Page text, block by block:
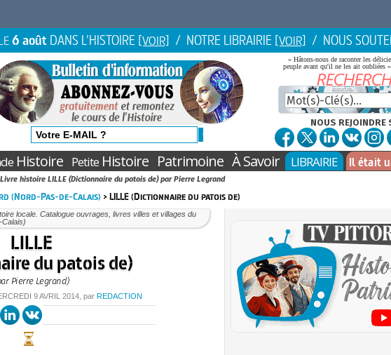
6 août DANS L'HISTOIRE [VOIR] / NOTRE LIBRAIRIE [VOIR] / NOUS
« Hâtons-nous de raconter les
peuple avant qu'il ne les ait oubliées »
NOUS REJOINDRE
Histoire PetiteHistoire Patrimoine À Savoir LIBRAIRIE Il était
Livre histoire LILLE (Dictionnaire du patois de) par Pierre Legrand
(Nord-Pas-de-Calais) > LILLE (Dictionnaire du patois de)
locale. Catalogue ouvrages, livres villes et villages du
LILLE
du patois de)
Pierre Legrand)
9 AVRIL 2014, par REDACTION